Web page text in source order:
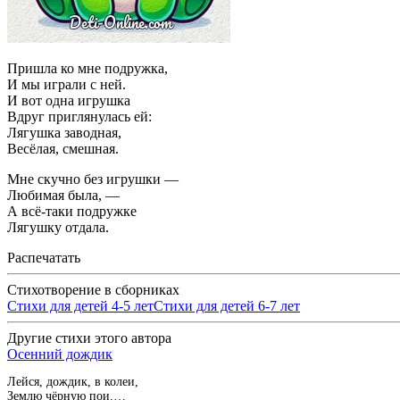
Пришла ко мне подружка,
И мы играли с ней.
И вот одна игрушка
Вдруг приглянулась ей:
Лягушка заводная,
Весёлая, смешная.
Мне скучно без игрушки —
Любимая была, —
А всё-таки подружке
Лягушку отдала.
Распечатать
Стихотворение в сборниках
Стихи для детей 4-5 летСтихи для детей 6-7 лет
Другие стихи этого автора
Осенний дождик
Лейся, дождик, в колеи,
Землю чёрную пои.…